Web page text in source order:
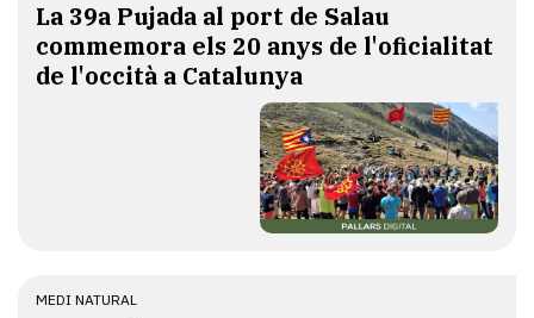
​La 39a Pujada al port de Salau
commemora els 20 anys de l'oficialitat
de l'occità a Catalunya
MEDI NATURAL